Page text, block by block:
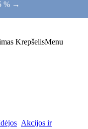
% →
KrepšelisMenu
Akcijos ir